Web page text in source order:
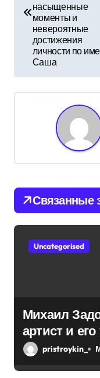
в
а
о
з
я
м
насыщенные
моменты и
невероятные
достижения
личности по
Саша
Связанные
Uncategorised
Михаил
артист и
биография
pristroykin_